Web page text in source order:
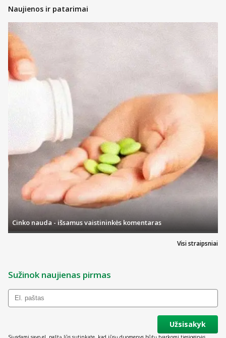
Naujienos ir patarimai
Visi straipsniai
Cinko nauda - išsamus vaistininkės komentaras
Sužinok naujienas pirmas
Užsisakyk